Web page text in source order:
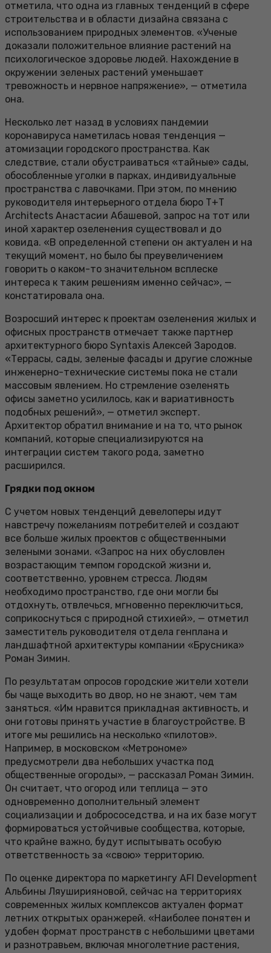
отметила, что одна из главных тенденций в сфере
строительства и в области дизайна связана с
использованием природных элементов. «Ученые
доказали положительное влияние растений на
психологическое здоровье людей. Нахождение в
окружении зеленых растений уменьшает
тревожность и нервное напряжение», — отметила
она.
Несколько лет назад в условиях пандемии
коронавируса наметилась новая тенденция —
атомизации городского пространства. Как
следствие, стали обустраиваться «тайные» сады,
обособленные уголки в парках, индивидуальные
пространства с лавочками. При этом, по мнению
руководителя интерьерного отдела бюро T+T
Architects Анастасии Абашевой, запрос на тот или
иной характер озеленения существовал и до
ковида. «В определенной степени он актуален и на
текущий момент, но было бы преувеличением
говорить о каком-то значительном всплеске
интереса к таким решениям именно сейчас», —
констатировала она.
Возросший интерес к проектам озеленения жилых и
офисных пространств отмечает также партнер
архитектурного бюро Syntaxis Алексей Зародов.
«Террасы, сады, зеленые фасады и другие сложные
инженерно-технические системы пока не стали
массовым явлением. Но стремление озеленять
офисы заметно усилилось, как и вариативность
подобных решений», — отметил эксперт.
Архитектор обратил внимание и на то, что рынок
компаний, которые специализируются на
интеграции систем такого рода, заметно
расширился.
Грядки под окном
С учетом новых тенденций девелоперы идут
навстречу пожеланиям потребителей и создают
все больше жилых проектов с общественными
зелеными зонами. «Запрос на них обусловлен
возрастающим темпом городской жизни и,
соответственно, уровнем стресса. Людям
необходимо пространство, где они могли бы
отдохнуть, отвлечься, мгновенно переключиться,
соприкоснуться с природной стихией», — отметил
заместитель руководителя отдела генплана и
ландшафтной архитектуры компании «Брусника»
Роман Зимин.
По результатам опросов городские жители хотели
бы чаще выходить во двор, но не знают, чем там
заняться. «Им нравится прикладная активность, и
они готовы принять участие в благоустройстве. В
итоге мы решились на несколько «пилотов».
Например, в московском «Метрономе»
предусмотрели два небольших участка под
общественные огороды», — рассказал Роман Зимин.
Он считает, что огород или теплица — это
одновременно дополнительный элемент
социализации и добрососедства, и на их базе могут
формироваться устойчивые сообщества, которые,
что крайне важно, будут испытывать особую
ответственность за «свою» территорию.
По оценке директора по маркетингу AFI Development
Альбины Ляуширияновой, сейчас на территориях
современных жилых комплексов актуален формат
летних открытых оранжерей. «Наиболее понятен и
удобен формат пространств с небольшими цветами
и разнотравьем, включая многолетние растения,